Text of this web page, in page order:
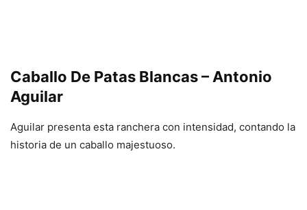
Caballo De Patas Blancas – Antonio
Aguilar
Aguilar presenta esta ranchera con intensidad, contando la
historia de un caballo majestuoso.